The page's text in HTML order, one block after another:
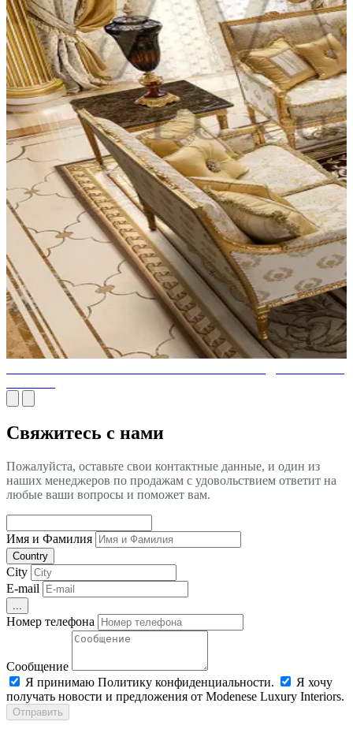
Свяжитесь с нами
Пожалуйста, оставьте свои контактные данные, и один из
наших менеджеров по продажам с удовольствием ответит на
любые ваши вопросы и поможет вам.
Имя и Фамилия
Country
City
E-mail
Номер телефона
Сообщение
Я принимаю Политику конфиденциальности.
Я хочу
получать новости и предложения от Modenese Luxury Interiors.
Отправить